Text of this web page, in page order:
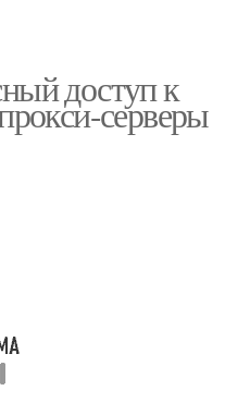
доступ к
серверы